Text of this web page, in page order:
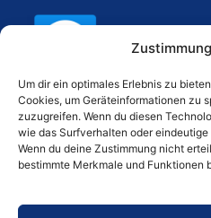
Um dir ein optimales Erlebnis zu
Cookies, um Geräteinformationen zu
zuzugreifen. Wenn du diesen
wie das Surfverhalten oder
Wenn du deine Zustimmung nicht
bestimmte Merkmale und Funktionen
NOCH FRAGEN?
E-MAIL SCHREIBEN